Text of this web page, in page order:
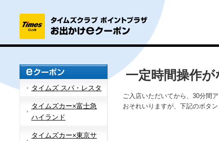
タイムズ スパ・レスタ
タイムズカー×富士急
ハイランド
タイムズカー×東京サ
一定時間操作
ご入店いただいてから、30分間
おそれいりますが、下記のボタ